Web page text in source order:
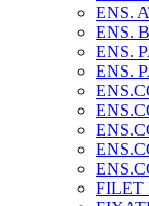
ENS.
ENS.
ENS.
ENS.
FILET